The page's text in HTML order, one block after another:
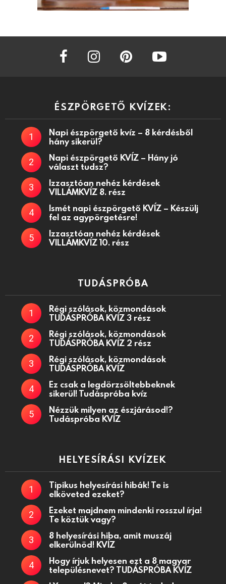
facebook instagram
ÉSZPÖRGETŐ KVÍZEK:
Napi észpörgető kvíz – 8 kérdésből
hány sikerül?
Napi észpörgető KVÍZ – Hány jó
választ tudsz?
Izzasztóan nehéz kérdések
VILLÁMKVÍZ 8. rész
Ismét napi észpörgető KVÍZ – Készülj
fel az agypörgetésre!
Izzasztóan nehéz kérdések
VILLÁMKVÍZ 10. rész
TUDÁSPRÓBA
Régi szólások, közmondások
TUDÁSPRÓBA KVÍZ 3 rész
Régi szólások, közmondások
TUDÁSPRÓBA KVÍZ 2 rész
Régi szólások, közmondások
TUDÁSPRÓBA KVÍZ
Ez csak a legdörzsöltebbeknek
sikerül! Tudáspróba kvíz
Nézzük milyen az észjárásod!?
Tudáspróba KVÍZ
HELYESÍRÁSI KVÍZEK
Tipikus helyesírási hibák! Te is
elköveted ezeket?
Ezeket majdnem mindenki rosszul írja!
Te köztük vagy?
8 helyesírási hiba, amit muszáj
elkerülnöd! KVÍZ
Hogy írjuk helyesen ezt a 8 magyar
településnevet? TUDÁSPRÓBA KVÍZ